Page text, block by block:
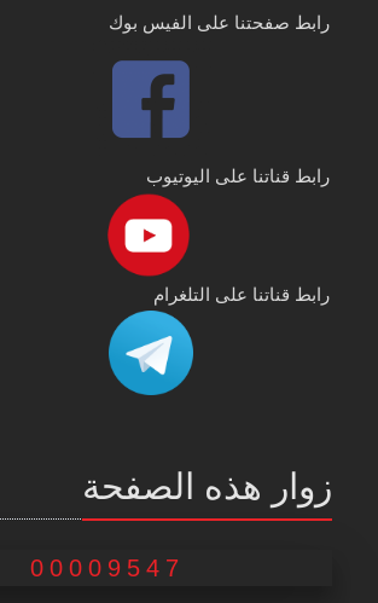
رابط صفحتنا على الفيس بوك
رابط قناتنا على اليوتيوب
رابط قناتنا على التلغرام
زوار هذه الصفحة
00009547